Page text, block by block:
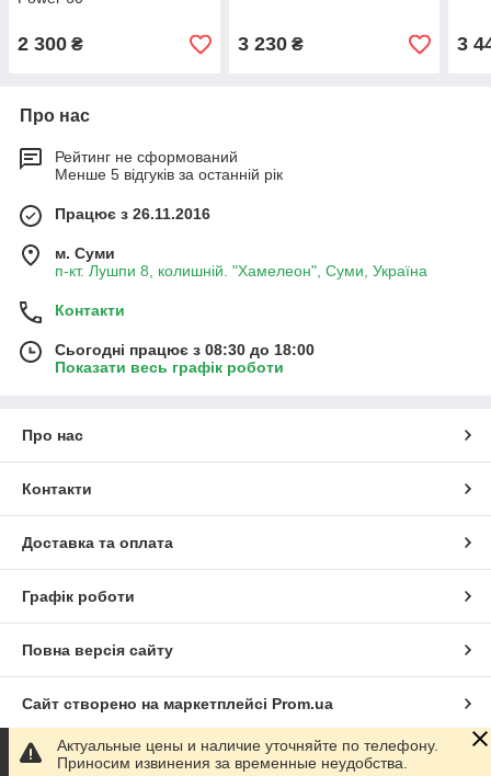
2 300 ₴ 3 230₴ 3
Про нас
Рейтинг не сформований
Менше 5 відгуків за останній рік
Працює з 26.11.2016
м. Суми
п-кт. Лушпи 8, колишній. "Хамелеон", Суми, Україна
Контакти
Сьогодні працює з 08:30 до 18:00
Показати весь графік роботи
Про нас
Контакти
Доставка та оплата
Графік роботи
Повна версія сайту
Сайт створено на маркетплейсі Prom.ua
Політика конфіденційності
Актуальные цены и наличие уточняйте по телефону.
Приносим извинения за временные неудобства.